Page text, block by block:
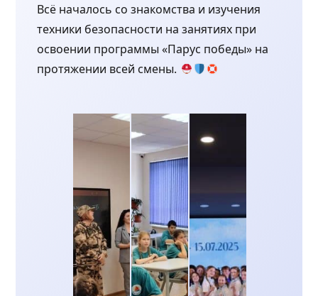
Всё началось со знакомства и изучения
техники безопасности на занятиях при
освоении программы «Парус победы» на
протяжении всей смены.